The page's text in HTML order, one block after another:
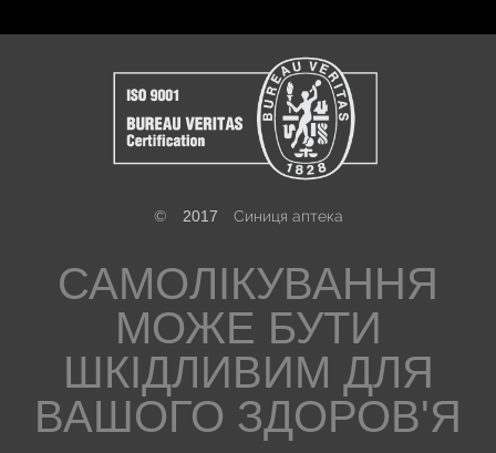
© 2017 Синиця аптека
САМОЛІКУВАННЯ
МОЖЕ БУТИ
ШКІДЛИВИМ ДЛЯ
ВАШОГО ЗДОРОВ'Я